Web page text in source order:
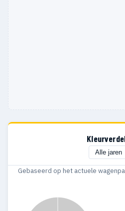
Gebaseerd op het actuele